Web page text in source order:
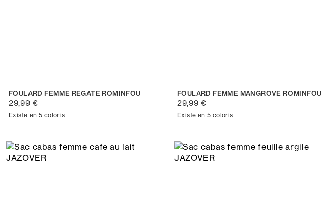
FOULARD FEMME REGATE ROMINFOU
29,99 €
Existe en 5 coloris
FOULARD FEMME MANGROVE ROMINFOU
29,99 €
Existe en 5 coloris